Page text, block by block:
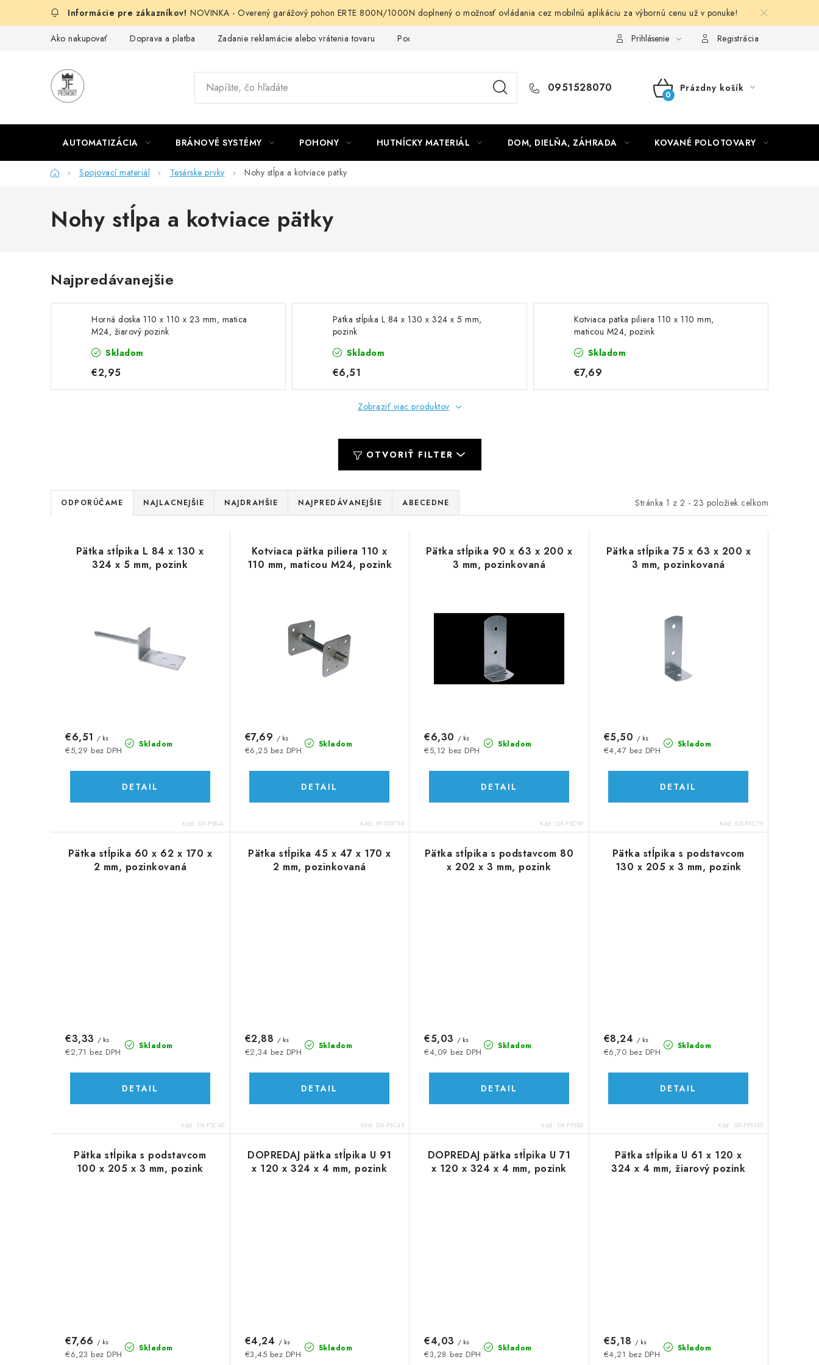
NOVINKA - Overený garážový pohon ERTE 800N/1000N doplnený o možnosť ovládania cez mobilnú aplikáciu za výbornú cenu už v ponuke!
Ako nakupovať Doprava a platba Zadanie reklamácie alebo vrátenia tovaru Podmienky ochrany osobných údajov Obchodné podmienkyPrihlásenie Registrácia
0951528070
NÁKUPNÝ
Prázdny košík
AUTOMATIZÁCIA BRÁNOVÉ SYSTÉMY POHONY HUTNÍCKY MATERIÁL DOM, DIELŇA, ZÁHRADA KOVANÉ POLOTOVARY
DomovSpojovací materiál Tesárske prvky Nohy stĺpa a kotviace pätky
Nohy stĺpa a kotviace pätky
Najpredávanejšie
Horná doska 110 x 110 x 23 mm, matica
M24, žiarový pozink
Skladom
€2,95
Pätka stĺpika L 84 x 130 x 324 x 5 mm,
pozink
Skladom
€6,51
Kotviaca pätka piliera 110 x 110 mm,
maticou M24, pozink
Skladom
€7,69
Zobraziť viac produktov
OTVORIŤ FILTER
Stránka 1 z 2 - 23 položiek celkom
R
a
o
ODPORÚČAME NAJLACNEJŠIE NAJDRAHŠIE NAJPREDÁVANEJŠIE ABECEDNE
v
Pätka stĺpika L 84 x 130 x
324 x 5 mm, pozink
Skladom
€5,29 bez DPH
€6,51 / ks
DETAIL
Kód: DX-PS84L
Kotviaca pätka piliera 110 x
110 mm, maticou M24, pozink
Skladom
€6,25 bez DPH
€7,69 / ks
DETAIL
Kód: PP110X110
Pätka stĺpika 90 x 63 x 200 x
3 mm, pozinkovaná
Skladom
€5,12 bez DPH
€6,30 / ks
DETAIL
Kód: DX-PSC90
Pätka stĺpika 75 x 63 x 200 x
3 mm, pozinkovaná
Skladom
€4,47 bez DPH
€5,50 / ks
DETAIL
Kód: DX-PSC75
Pätka stĺpika 60 x 62 x 170 x
2 mm, pozinkovaná
Skladom
€2,71 bez DPH
€3,33 / ks
DETAIL
Kód: DX-PSC60
Pätka stĺpika 45 x 47 x 170 x
2 mm, pozinkovaná
Skladom
€2,34 bez DPH
€2,88 / ks
DETAIL
Kód: DX-PSC45
Pätka stĺpika s podstavcom 80
x 202 x 3 mm, pozink
Skladom
€4,09 bez DPH
€5,03 / ks
DETAIL
Kód: DX-PPS80
Pätka stĺpika s podstavcom
130 x 205 x 3 mm, pozink
Skladom
€6,70 bez DPH
€8,24 / ks
DETAIL
Kód: DX-PPS130
Pätka stĺpika s podstavcom
100 x 205 x 3 mm, pozink
Skladom
€6,23 bez DPH
€7,66 / ks
DOPREDAJ pätka stĺpika U 91
x 120 x 324 x 4 mm, pozink
Skladom
€3,45 bez DPH
€4,24 / ks
DOPREDAJ pätka stĺpika U 71
x 120 x 324 x 4 mm, pozink
Skladom
€3,28 bez DPH
€4,03 / ks
Pätka stĺpika U 61 x 120 x
324 x 4 mm, žiarový pozink
Skladom
€4,21 bez DPH
€5,18 / ks